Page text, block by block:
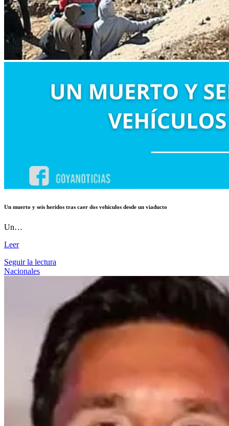
Un muerto y seis heridos tras caer dos vehículos desde un viaducto
Un…
Leer
Seguir la lectura
Nacionales